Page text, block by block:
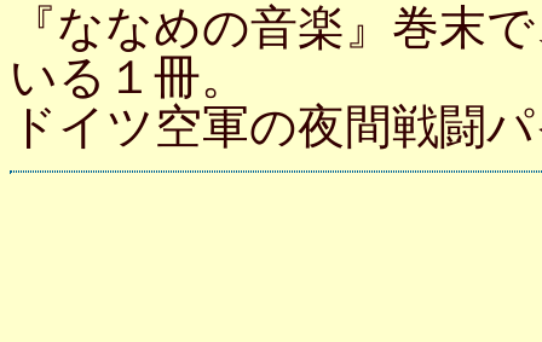
『ななめの音楽』巻末
いる１冊。
ドイツ空軍の夜間戦闘